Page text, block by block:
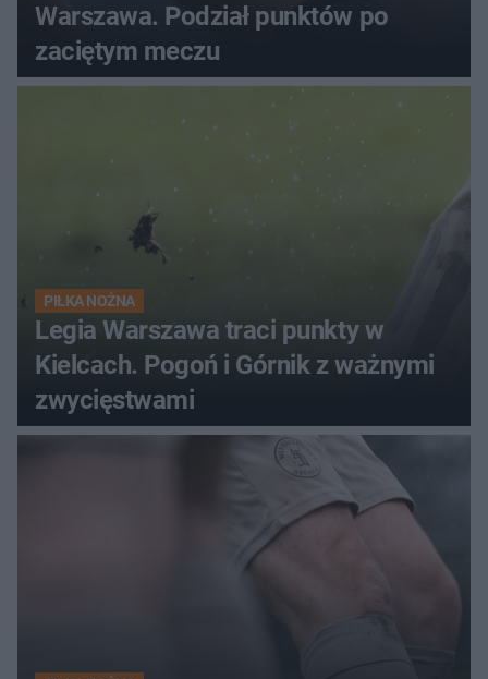
Warszawa. Podział punktów po
zaciętym meczu
PIŁKA NOŻNA
Legia Warszawa traci punkty w
Kielcach. Pogoń i Górnik z ważnymi
zwycięstwami